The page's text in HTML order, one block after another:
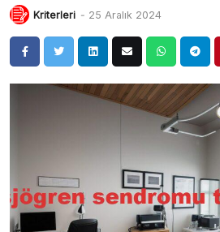
Kriterleri - 25 Aralık 2024